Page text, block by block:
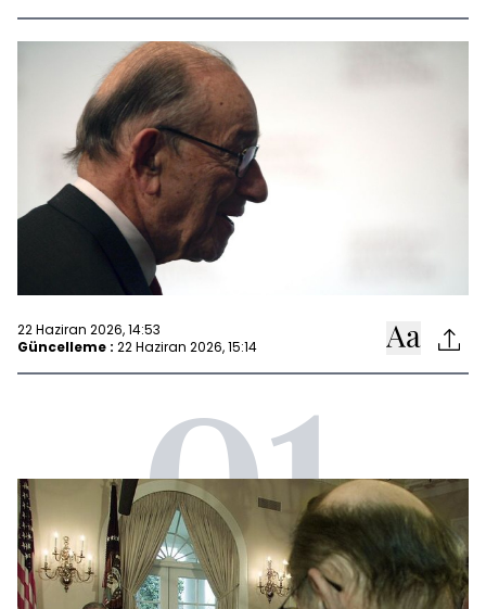
22 Haziran 2026, 14:53
Güncelleme : 22 Haziran 2026, 15:14
01